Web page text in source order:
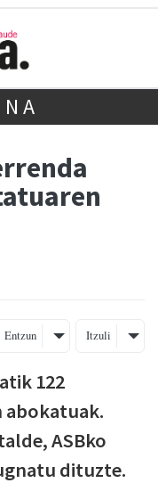
Entzun Itzuli
122
ASBko
dituzte.